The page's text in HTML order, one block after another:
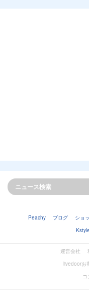
Peachy ブログ ショ
Kstyle
運営会社
livedoorお
コ